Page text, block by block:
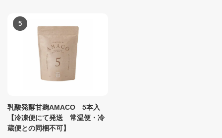
乳酸発酵甘麹AMACO 5本入
【冷凍便にて発送 常温便・冷
蔵便との同梱不可】